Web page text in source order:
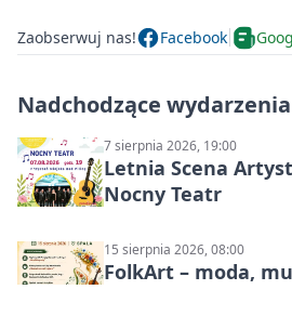
Zaobserwuj nas! Facebook
Nadchodzące wydarzenia
7 sierpnia 2026, 19:00
Letnia Scena
Nocny Teatr
15 sierpnia 2026, 08:00
FolkArt – moda,